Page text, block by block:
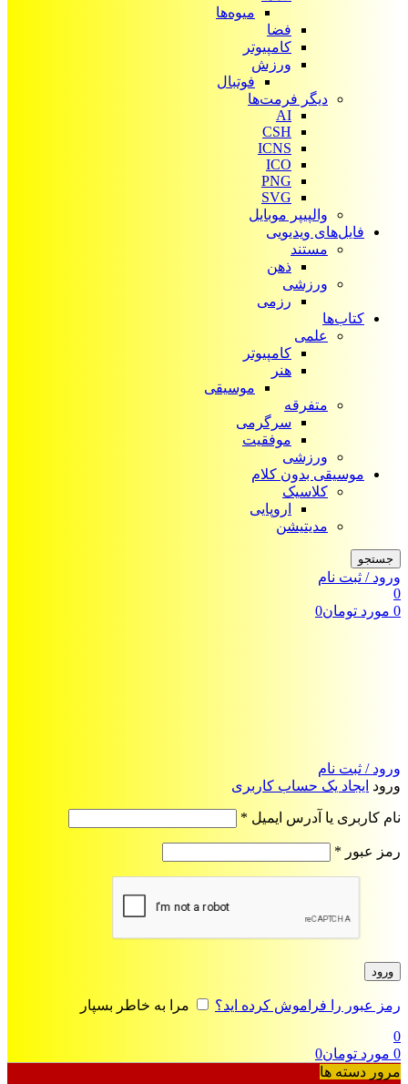
میوه‌ها
فضا
کامپیوتر
ورزش
فوتبال
دیگر فرمت‌ها
AI
CSH
ICNS
ICO
PNG
SVG
والپیپر موبایل
فایل‌های ویدیویی
مستند
ذهن
ورزشی
رزمی
کتاب‌ها
علمی
کامپیوتر
هنر
موسیقی
متفرقه
سرگرمی
موفقیت
ورزشی
موسیقی بدون کلام
کلاسیک
اروپایی
مدیتیشن
جستجو
ورود / ثبت نام
0
0 مورد تومان0
ورود / ثبت نام
ورود ایجاد یک حساب کاربری
نام کاربری یا آدرس ایمیل *
رمز عبور *
ورود
رمز عبور را فراموش کرده اید؟
مرا به خاطر بسپار
0
0 مورد تومان0
مرور دسته ها